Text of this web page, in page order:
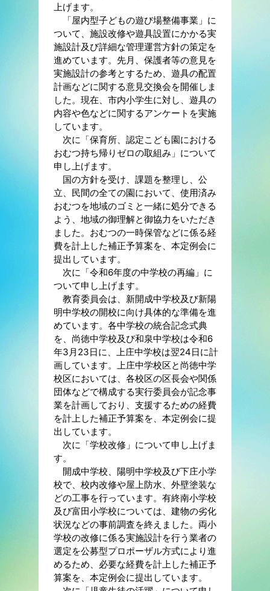
上げます。
「屋内型子どもの遊び場整備事業」に
ついて、施設改修や遊具設置にかかる実
施設計及び詳細な管理運営方針の策定を
進めています。先月、保護者等の意見を
実施設計の参考とするため、遊具の配置
計画などに関する意見交換会を開催しま
した。現在、市内小学生に対し、遊具の
内容や色などに関するアンケートを実施
しています。
次に「保育所、認定こども園における
おむつ持ち帰りゼロの取組み」について
申し上げます。
国の方針を受け、課題を整理し、公
立、民間の全ての園において、使用済み
おむつを地域のゴミと一緒に処分できる
よう、地域の御理解と御協力をいただき
ました。おむつの一時保管などに係る経
費を計上した補正予算案を、本定例会に
提出しています。
次に「令和6年度の中学校の再編」に
ついて申し上げます。
教育委員会は、新開成中学校及び新陽
明中学校の開校に向け具体的な準備を進
めています。各中学校の統合記念式典
を、尚徳中学校及び和泉中学校は令和6
年3月23日に、上庄中学校は翌24日に計
画しています。上庄中学校区と尚徳中学
校区においては、各校区の区長会や関係
団体などで構成する実行委員会が記念事
業を計画しており、支援するための経費
を計上した補正予算案を、本定例会に提
出しています。
次に「学校改修」について申し上げま
す。
開成中学校、陽明中学校及び下庄小学
校で、校内改修や屋上防水、外壁塗装な
どの工事を行っています。有終南小学校
及び富田小学校については、建物の劣化
状況などの事前調査を終えました。両小
学校の改修に係る実施設計を行う業者の
選定を公募型プロポーザル方式により進
めるため、必要な経費を計上した補正予
算案を、本定例会に提出しています。